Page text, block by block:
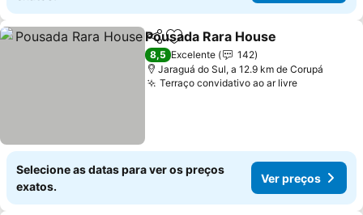
PartilharAdicionar aos favoritos
Pousada Rara House
8,5 Excelente
142
Jaraguá do Sul, a 12.9 km de Corupá
Terraço convidativo ao ar livreVer preços
Selecione as datas para ver os preços
exatos.
Ver preços